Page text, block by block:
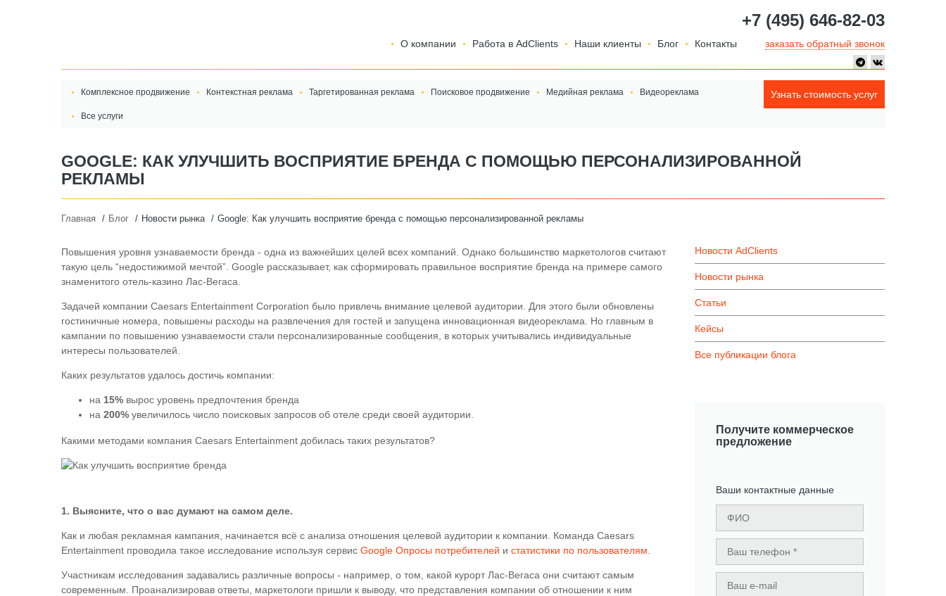
+7 (495) 646-82-03
О компании Работа в AdClients Наши клиенты Блог Контакты заказать обратный звонок
Комплексное продвижение Контекстная реклама Таргетированная реклама Поисковое продвижение Медийная реклама Видеореклама
Все услуги
Узнать стоимость услуг
GOOGLE: КАК УЛУЧШИТЬ ВОСПРИЯТИЕ БРЕНДА С ПОМОЩЬЮ ПЕРСОНАЛИЗИРОВАННОЙ
РЕКЛАМЫ
Главная Блог Новости рынка Google: Как улучшить восприятие бренда с помощью персонализированной рекламы
Повышения уровня узнаваемости бренда - одна из важнейших целей всех компаний. Однако большинство маркетологов считают
такую цель “недостижимой мечтой”. Google рассказывает, как сформировать правильное восприятие бренда на примере самого
знаменитого отель-казино Лас-Вегаса.
Задачей компании Caesars Entertainment Corporation было привлечь внимание целевой аудитории. Для этого были обновлены
гостиничные номера, повышены расходы на развлечения для гостей и запущена инновационная видеореклама. Но главным в
кампании по повышению узнаваемости стали персонализированные сообщения, в которых учитывались индивидуальные
интересы пользователей.
Каких результатов удалось достичь компании:
на 15% вырос уровень предпочтения бренда
на 200% увеличилось число поисковых запросов об отеле среди своей аудитории.
Какими методами компания Caesars Entertainment добилась таких результатов?
1. Выясните, что о вас думают на самом деле.
Как и любая рекламная кампания, начинается всё с анализа отношения целевой аудитории к компании. Команда Caesars
Entertainment проводила такое исследование используя сервис Google Опросы потребителей и статистики по пользователям
Участникам исследования задавались различные вопросы - например, о том, какой курорт Лас-Вегаса они считают самым
современным. Проанализировав ответы, маркетологи пришли к выводу, что представления компании об отношении к ним
Новости AdClients
Новости рынка
Статьи
Кейсы
Все публикации блога
Получите коммерческое
предложение
Ваши контактные данные